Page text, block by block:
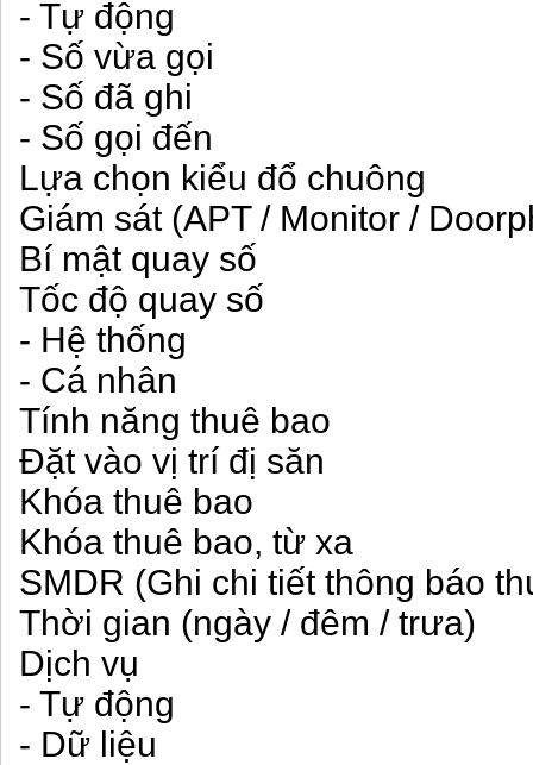
- Tự động
- Số vừa gọi
- Số đã ghi
- Số gọi đến
Lựa chọn kiểu đổ chuông
Giám sát (APT / Monitor /
Bí mật quay số
Tốc độ quay số
- Hệ thống
- Cá nhân
Tính năng thuê bao
Đặt vào vị trí đị săn
Khóa thuê bao
Khóa thuê bao, từ xa
SMDR (Ghi chi tiết thông báo
Thời gian (ngày / đêm / trưa)
Dịch vụ
- Tự động
- Dữ liệu